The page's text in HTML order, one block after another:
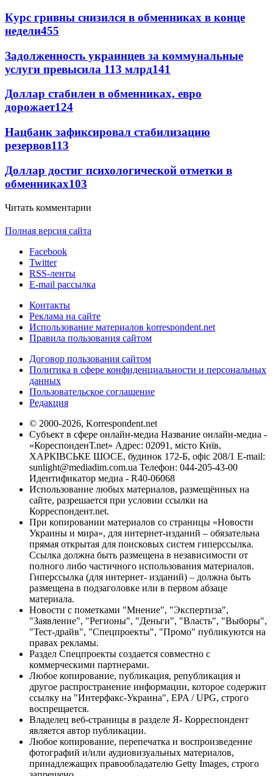
Курс гривны снизился в обменниках в конце
недели455
Задолженность украинцев за коммунальные
услуги превысила 113 млрд141
Доллар стабилен в обменниках, евро
дорожает124
Нацбанк зафиксировал стабилизацию
резервов113
Доллар достиг психологической отметки в
обменниках103
Читать комментарии
Полная версия сайта
Facebook
Twitter
RSS-ленты
E-mail рассылка
Контакты
Реклама на сайте
Использование материалов korrespondent.net
Правила пользования сайтом
Договор пользования сайтом
Политика в сфере конфиденциальности и персональных
данных
Пользовательское соглашение
Редакция
© 2000-2026, Korrespondent.net
Субъект в сфере онлайн-медиа Название онлайн-медиа -
«КореспонденТ.net» Адрес: 02091, місто Київ,
ХАРКІВСЬКЕ ШОСЕ, будинок 172-Б, офіс 208/1 E-mail:
sunlight@mediadim.com.ua Телефон: 044-205-43-00
Идентификатор медиа - R40-06068
Использование любых материалов, размещённых на
сайте, разрешается при условии ссылки на
Корреспондент.net.
При копировании материалов со страницы «Новости
Украины и мира», для интернет-изданий – обязательна
прямая открытая для поисковых систем гиперссылка.
Ссылка должна быть размещена в независимости от
полного либо частичного использования материалов.
Гиперссылка (для интернет- изданий) – должна быть
размещена в подзаголовке или в первом абзаце
материала.
Новости с пометками "Мнение", "Экспертиза",
"Заявление", "Регионы", "Деньги", "Власть", "Выборы",
"Тест-драйв", "Спецпроекты", "Промо" публикуются на
правах рекламы.
Раздел Спецпроекты создается совместно с
коммерческими партнерами.
Любое копирование, публикация, републикация и
другое распространение информации, которое содержит
ссылку на "Интерфакс-Украина", EPA / UPG, строго
воспрещается.
Владелец веб-страницы в разделе Я- Корреспондент
является автор публикации.
Любое копирование, перепечатка и воспроизведение
фотографий и/или аудиовизуальных материалов,
принадлежащих правообладателю Getty Images, строго